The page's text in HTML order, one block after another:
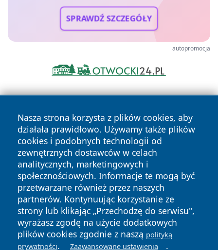
SPRAWDŹ SZCZEGÓŁY
autopromocja
Nasza strona korzysta z plików cookies, aby
działała prawidłowo. Używamy także plików
cookies i podobnych technologii od
zewnętrznych dostawców w celach
analitycznych, marketingowych i
społecznościowych. Informacje te mogą być
przetwarzane również przez naszych
partnerów. Kontynuując korzystanie ze
strony lub klikając „Przechodzę do serwisu",
wyrażasz zgodę na użycie dodatkowych
plików cookies zgodnie z naszą polityką
prywatności. Zaawansowane ustawienia .
Copyright © 2026 wiadomoscilublin.pl Wszystkie prawa
zastrzeżone.
News Autorzy
Polityka
Prywatności
Polityka
Cookies